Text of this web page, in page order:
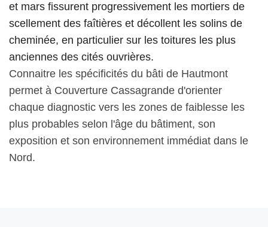
et mars fissurent progressivement les mortiers de
scellement des faîtières et décollent les solins de
cheminée, en particulier sur les toitures les plus
anciennes des cités ouvrières.
Connaitre les spécificités du bâti de Hautmont
permet à Couverture Cassagrande d'orienter
chaque diagnostic vers les zones de faiblesse les
plus probables selon l'âge du bâtiment, son
exposition et son environnement immédiat dans le
Nord.